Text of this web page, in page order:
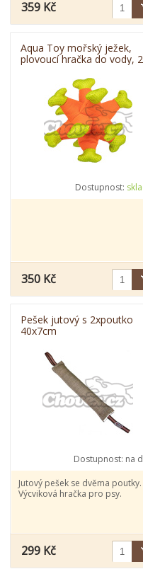
359 Kč
Aqua Toy mořský ježek,
plovoucí hračka do vody,
Dostupnost:
350 Kč
Pešek jutový s 2xpoutko
40x7cm
Dostupnost: na
Jutový pešek se dvěma poutky.
Výcviková hračka pro psy.
299 Kč